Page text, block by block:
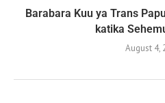
Barabara Kuu ya Trans
katika
August 4,